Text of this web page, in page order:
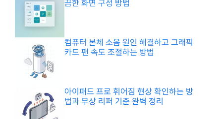
끔한 화면 구성 방법
컴퓨터 본체 소음 원인 해결하고 그래픽
카드 팬 속도 조절하는 방법
아이패드 프로 휘어짐 현상 확인하는 방
법과 무상 리퍼 기준 완벽 정리